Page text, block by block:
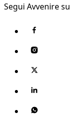
Segui Avvenire su